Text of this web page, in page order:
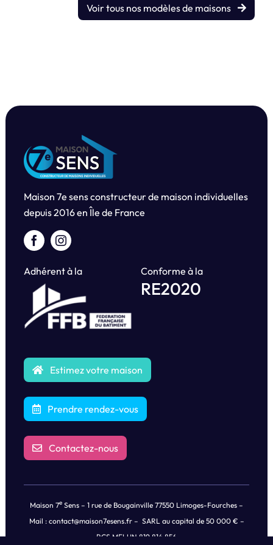
Voir tous nos modèles de maisons
Maison 7e sens constructeur de maison individuelles
depuis2016 en Île de France
Adhérent à la Conforme à la
RE2020
Estimez votre maison
Prendre rendez-vous
Contactez-nous
Maison 7e Sens – 1 rue de Bougainville 77550 Limoges-Fourches –
Mail : contact@maison7esens.fr– SARL au capital de 50 000 € –
RCS MELUN 819 814 856